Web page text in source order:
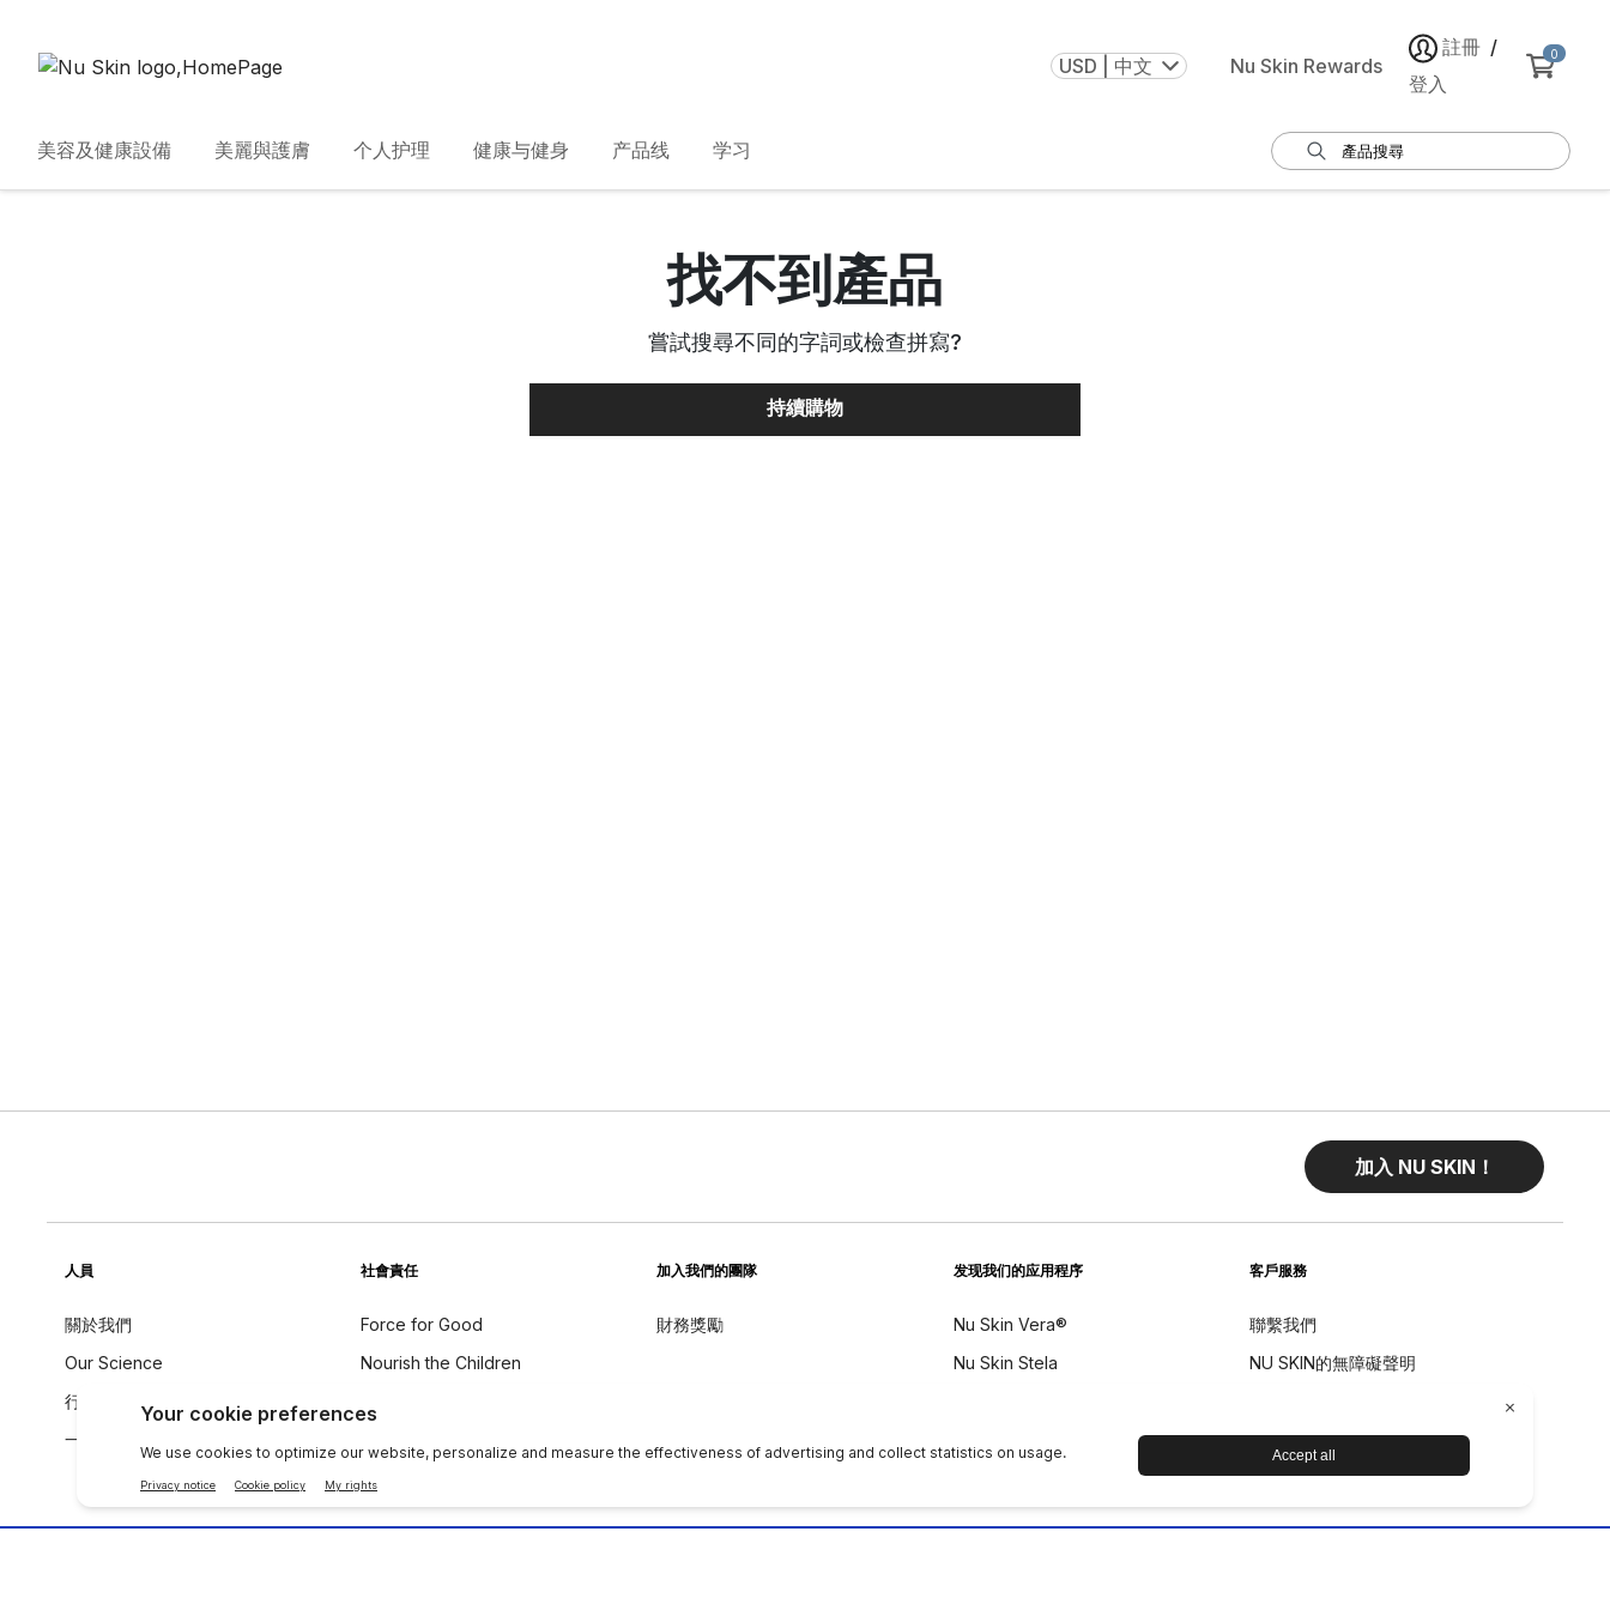
USD | 中文 Nu Skin Rewards
註冊 /
登入
0
美容及健康設備 美麗與護膚 个人护理 健康与健身 产品线 学习
找不到產品
嘗試搜尋不同的字詞或檢查拼寫?
持續購物
加入 NU SKIN！
人員
關於我們
Our Science
行為守則
一个全球声音
社會責任
Force for Good
Nourish the Children
加入我們的團隊
財務獎勵
发现我们的应用程序
Nu Skin Vera®
Nu Skin Stela
客戶服務
聯繫我們
NU SKIN的無障礙聲明
退款政策
设备保养和维护